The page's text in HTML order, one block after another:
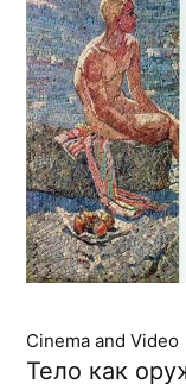
Cinema and Video
Тело как